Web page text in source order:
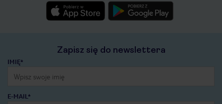
Zapisz się do newslettera
IMIĘ*
E-MAIL*